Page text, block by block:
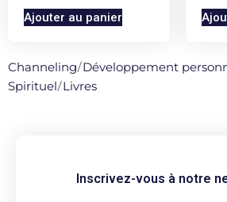
Ajouter au panier
Channeling/Développement
Spirituel/Livres
Inscrivez-vous à notre